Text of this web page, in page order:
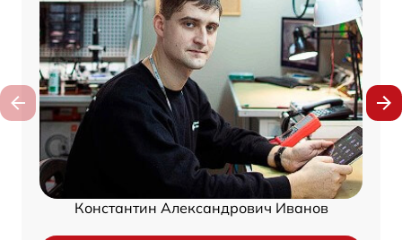
Константин Александрович Иванов